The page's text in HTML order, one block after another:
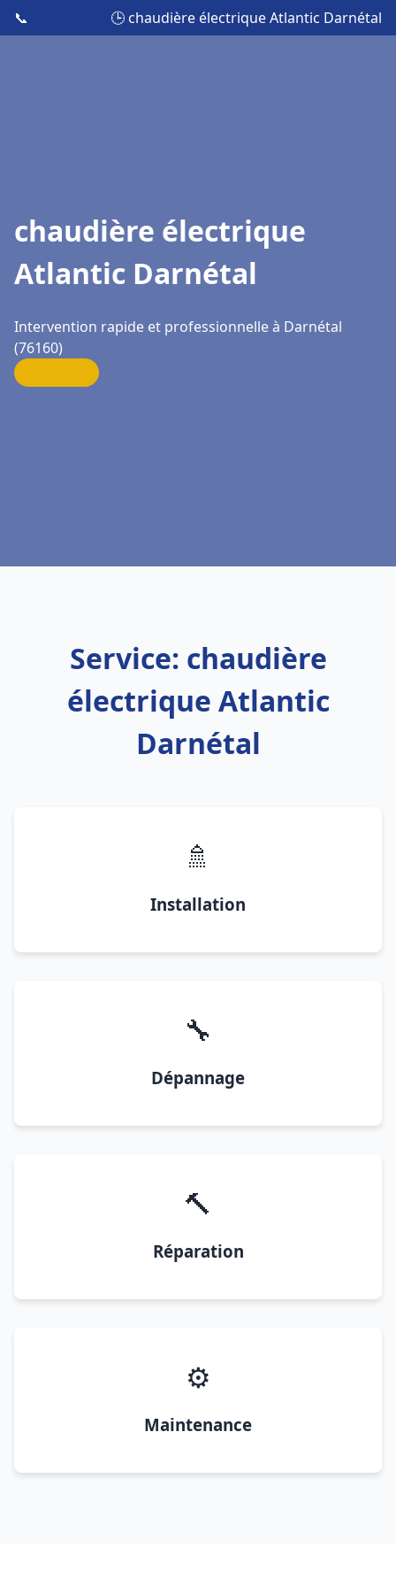
📞 🕒 chaudière électrique Atlantic Darnétal
chaudière électrique
Atlantic Darnétal
Intervention rapide et professionnelle à Darnétal
(76160)
Service: chaudière
électrique Atlantic
Darnétal
🚿
Installation
🔧
Dépannage
🔨
Réparation
⚙️
Maintenance